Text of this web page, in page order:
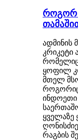
როგორ
ადმინის
კრიკეტი
რომელიც
ყოფილ
მთელ
ინდოეთი
ყველაზე
რაგბის